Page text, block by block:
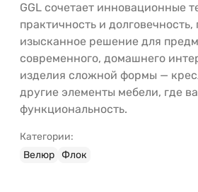
GGL сочетает инновационные
практичность и долговечность,
изысканное решение для
современного, домашнего
изделия сложной формы —
другие элементы мебели, где
функциональность.
Категории:
Велюр Флок